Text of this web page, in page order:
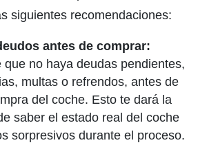
siguientes recomendaciones:
antes de comprar:
que no haya deudas pendientes,
multas o refrendos, antes de
del coche. Esto te dará la
saber el estado real del coche
sorpresivos durante el proceso.